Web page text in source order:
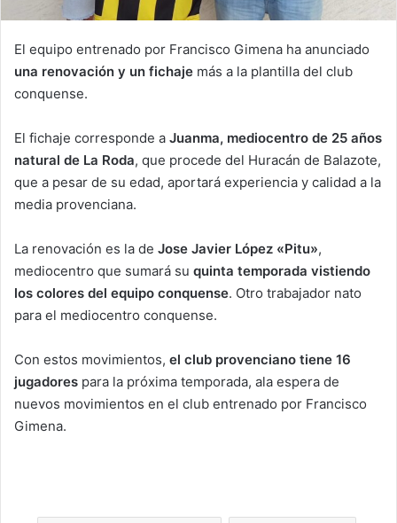
El equipo entrenado por Francisco Gimena ha anunciado
una renovación y un fichaje más a la plantilla del club
conquense.
El fichaje corresponde a Juanma, mediocentro de 25 años
natural de La Roda, que procede del Huracán de Balazote,
que a pesar de su edad, aportará experiencia y calidad a la
media provenciana.
La renovación es la de Jose Javier López «Pitu»,
mediocentro que sumará su quinta temporada vistiendo
los colores del equipo conquense. Otro trabajador nato
para el mediocentro conquense.
Con estos movimientos, el club provenciano tiene 16
jugadores para la próxima temporada, ala espera de
nuevos movimientos en el club entrenado por Francisco
Gimena.